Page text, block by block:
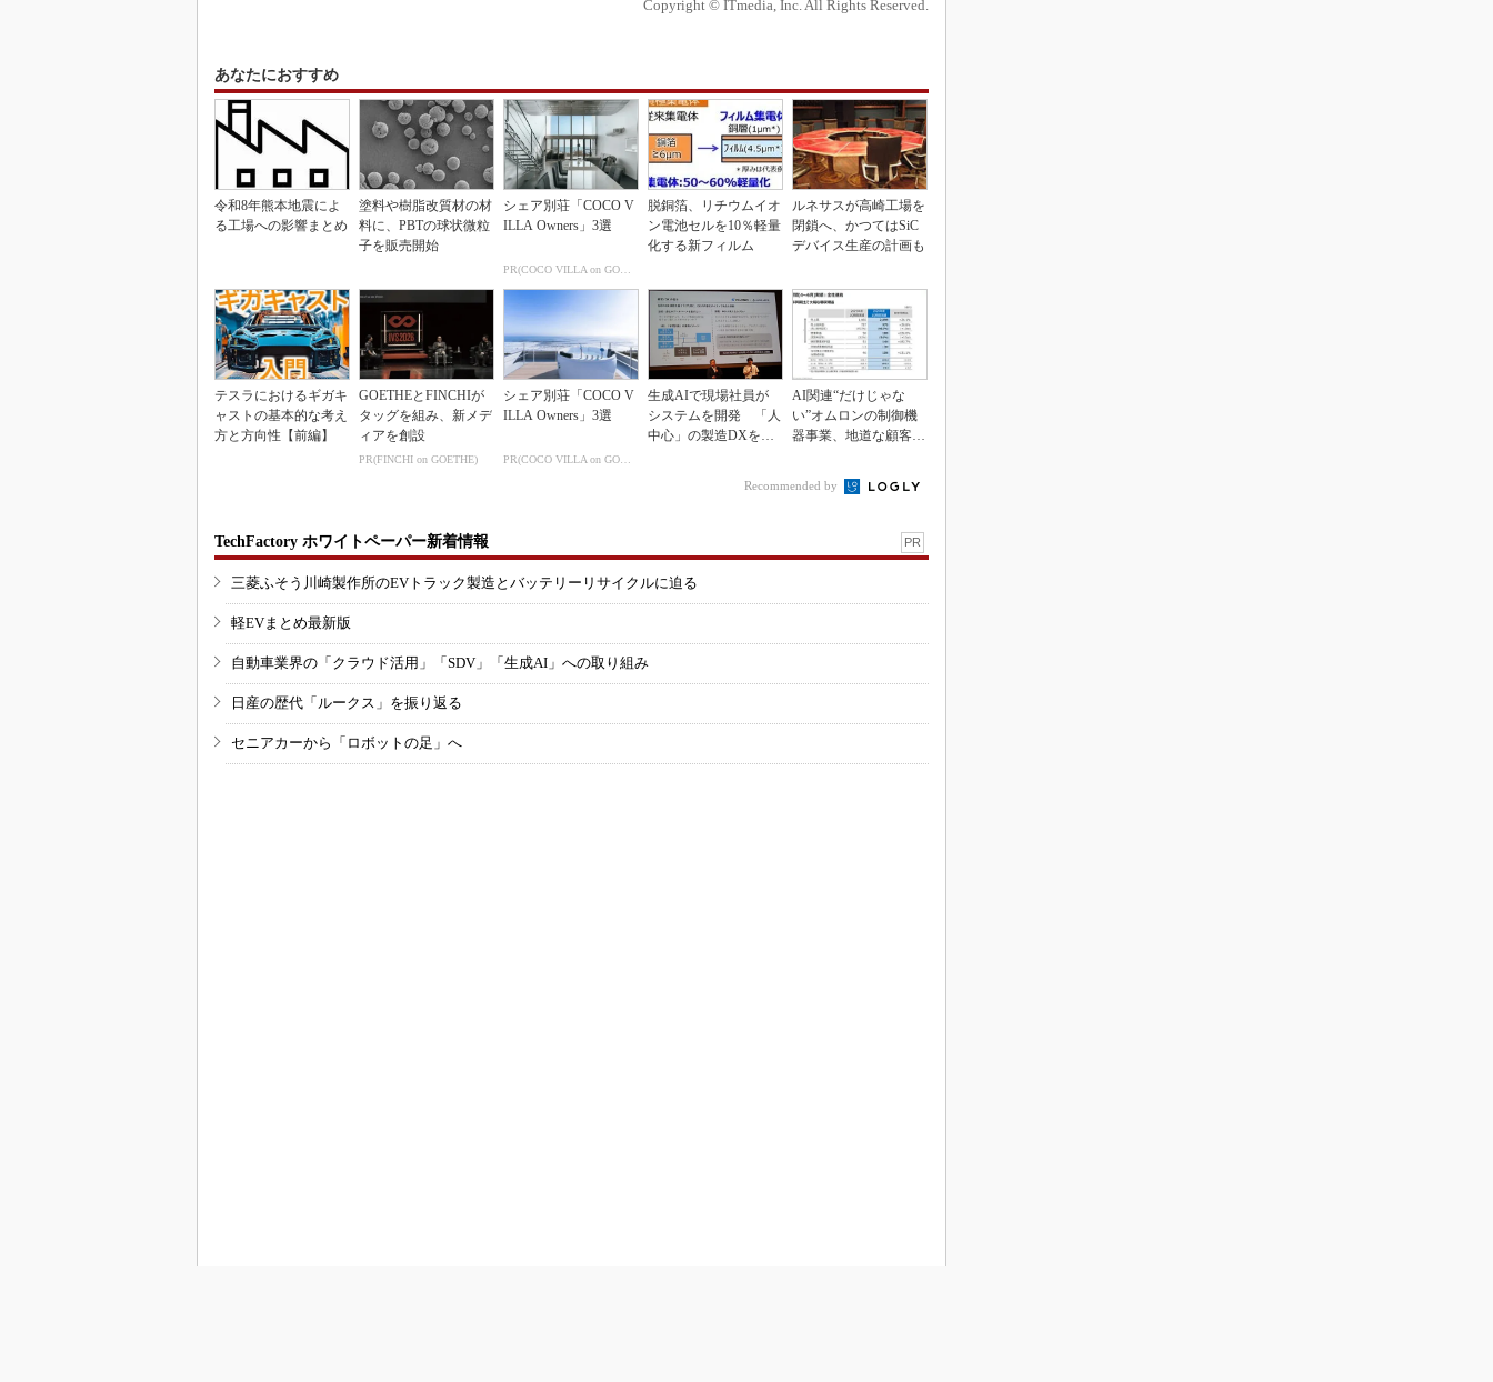
Copyright © ITmedia, Inc. All Rights Reserved.
あなたにおすすめ
令和8年熊本地震によ
る工場への影響まとめ
塗料や樹脂改質材の材
料に、PBTの球状微粒
子を販売開始
シェア別荘「COCO V
ILLA Owners」3選
PR(COCO VILLA on GOETHE)
脱銅箔、リチウムイオ
ン電池セルを10％軽量
化する新フィルム
ルネサスが高崎工場を
閉鎖へ、かつてはSiC
デバイス生産の計画も
テスラにおけるギガキ
ャストの基本的な考え
方と方向性【前編】
GOETHEとFINCHIが
タッグを組み、新メデ
ィアを創設
PR(FINCHI on GOETHE)
シェア別荘「COCO V
ILLA Owners」3選
PR(COCO VILLA on GOETHE)
生成AIで現場社員が
システムを開発 「人
中心」の製造DXを自
AI関連“だけじゃな
い”オムロンの制御機
器事業、地道な顧客基
Recommended by
TechFactory ホワイトペーパー新着情報 PR
三菱ふそう川崎製作所のEVトラック製造とバッテリーリサイクルに迫る
軽EVまとめ最新版
自動車業界の「クラウド活用」「SDV」「生成AI」への取り組み
日産の歴代「ルークス」を振り返る
セニアカーから「ロボットの足」へ